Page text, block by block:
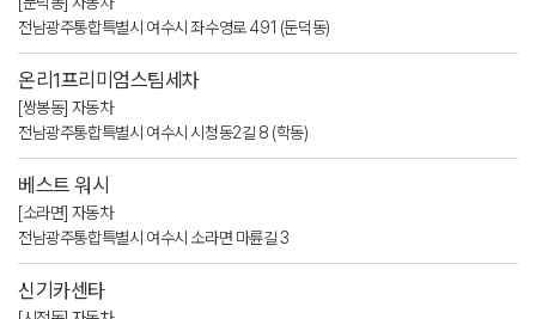
전남광주통합특별시 여수시 좌수영로 491 (둔덕동)
온리1프리미엄스팀세차
[쌍봉동] 자동차
전남광주통합특별시 여수시 시청동2길 8 (학동)
베스트 워시
[소라면] 자동차
전남광주통합특별시 여수시 소라면 마륜길 3
신기카센타